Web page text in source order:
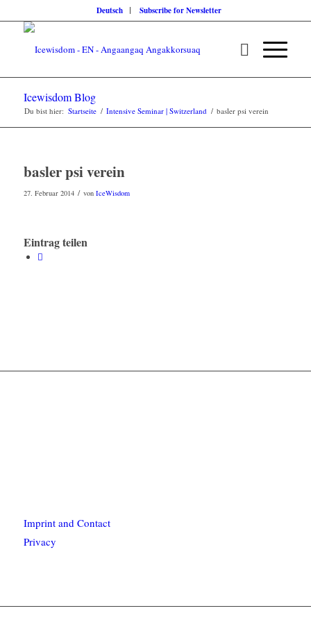
Deutsch Subscribe for Newsletter
Icewisdom Blog
Du bist hier: Startseite / Intensive Seminar | Switzerland / basler psi verein
basler psi verein
27. Februar 2014 / von IceWisdom
Eintrag teilen
Imprint and Contact
Privacy